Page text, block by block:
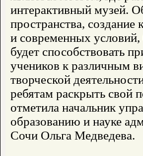
интерактивный музей.
пространства,
и современных условий,
будет способствовать
учеников к различным
творческой
ребятам раскрыть свой
отметила начальник
образованию и науке
Сочи Ольга Медведева.